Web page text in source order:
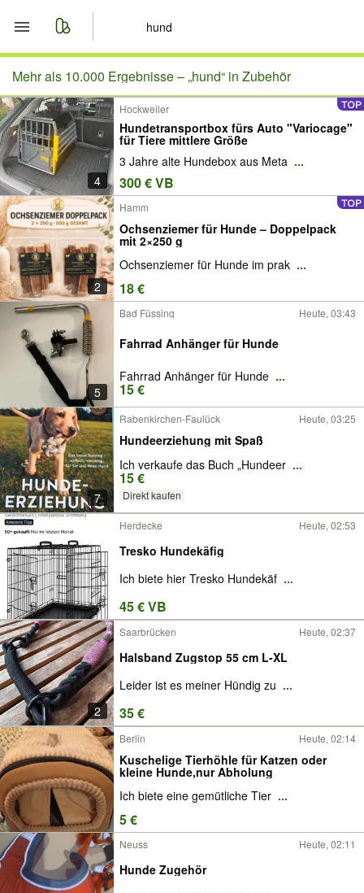
Start
Merkliste
Nachrichten
Anzeige aufgeben
Mehr als 10.000 Ergebnisse –„hund“ in Zubehör
4
Hockweiler
Hundetransportbox fürs Auto "Variocage"
für Tiere mittlere Größe
3 Jahre alte Hundebox aus Meta ...
300 € VB
2
Hamm
Ochsenziemer für Hunde – Doppelpack
mit 2×250 g
Ochsenziemer für Hunde im prak ...
18 €
5
Bad Füssing Heute, 03:43
Fahrrad Anhänger für Hunde
Fahrrad Anhänger für Hunde ...
15 €
7
Rabenkirchen-Faulück Heute, 03:25
Hundeerziehung mit Spaß
Ich verkaufe das Buch „Hundeer ...
15 €
Direkt kaufen
Herdecke Heute, 02:53
Tresko Hundekäfig
Ich biete hier Tresko Hundekäf ...
45 € VB
2
Saarbrücken Heute, 02:37
Halsband Zugstop 55 cm L-XL
Leider ist es meiner Hündig zu ...
35 €
Berlin Heute, 02:14
Kuschelige Tierhöhle für Katzen oder
kleine Hunde,nur Abholung
Ich biete eine gemütliche Tier ...
5 €
Neuss Heute, 02:11
Hunde Zugehör